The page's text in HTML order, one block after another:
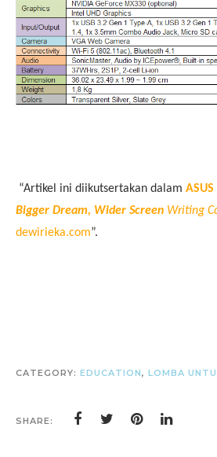
“Artikel ini diikutsertakan dalam ASUS
Bigger Dream, Wider Screen Writing
dewirieka.com”.
CATEGORY: EDUCATION, LOMBA
SHARE: